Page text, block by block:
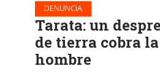
DENUNCIA
Tarata: un
de tierra cobra
hombre